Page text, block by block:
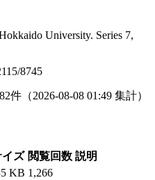
University. Series 7,
8745
件 （2026-08-08 01:49 集計）
イズ 閲覧回数 説明
KB 1,266